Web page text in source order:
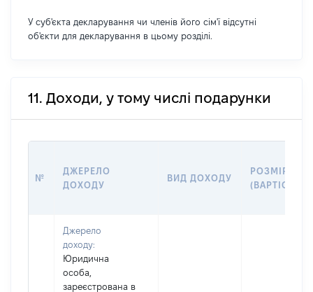
У суб'єкта декларування чи членів його сім'ї відсутні
об'єкти для декларування в цьому розділі.
11. Доходи, у тому числі подарунки
№
ДЖЕРЕЛО
ДОХОДУ
ВИД ДОХОДУ
РОЗМІР
(ВАРТІСТЬ)
Джерело
доходу:
Юридична
особа,
зареєстрована в